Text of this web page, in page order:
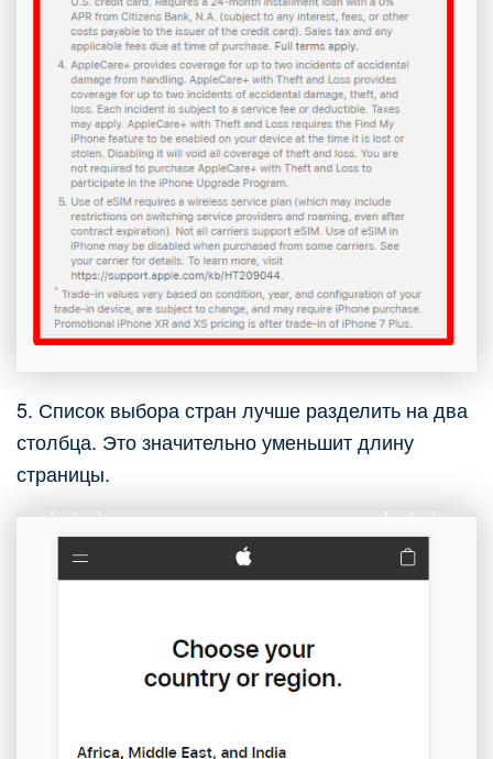
5. Список выбора стран лучше разделить на два
столбца. Это значительно уменьшит длину
страницы.